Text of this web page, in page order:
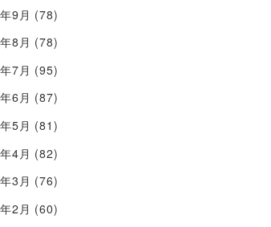
9月 (78)
8月 (78)
7月 (95)
6月 (87)
5月 (81)
4月 (82)
3月 (76)
2月 (60)